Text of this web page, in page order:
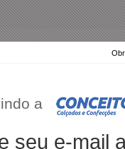
a
seu e-mail